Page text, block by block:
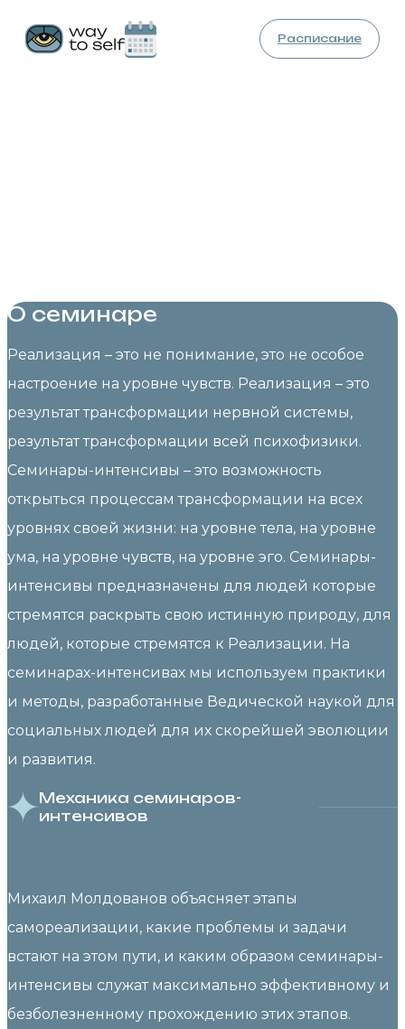
Расписание
О семинаре
Реализация – это не понимание, это не особое
настроение на уровне чувств. Реализация – это
результат трансформации нервной системы,
результат трансформации всей психофизики.
Семинары-интенсивы – это возможность
открыться процессам трансформации на всех
уровнях своей жизни: на уровне тела, на уровне
ума, на уровне чувств, на уровне эго. Семинары-
интенсивы предназначены для людей которые
стремятся раскрыть свою истинную природу, для
людей, которые стремятся к Реализации. На
семинарах-интенсивах мы используем практики
и методы, разработанные Ведической наукой для
социальных людей для их скорейшей эволюции
и развития.
Механика семинаров-
интенсивов
Михаил Молдованов объясняет этапы
самореализации, какие проблемы и задачи
встают на этом пути, и каким образом семинары-
интенсивы служат максимально эффективному и
безболезненному прохождению этих этапов.